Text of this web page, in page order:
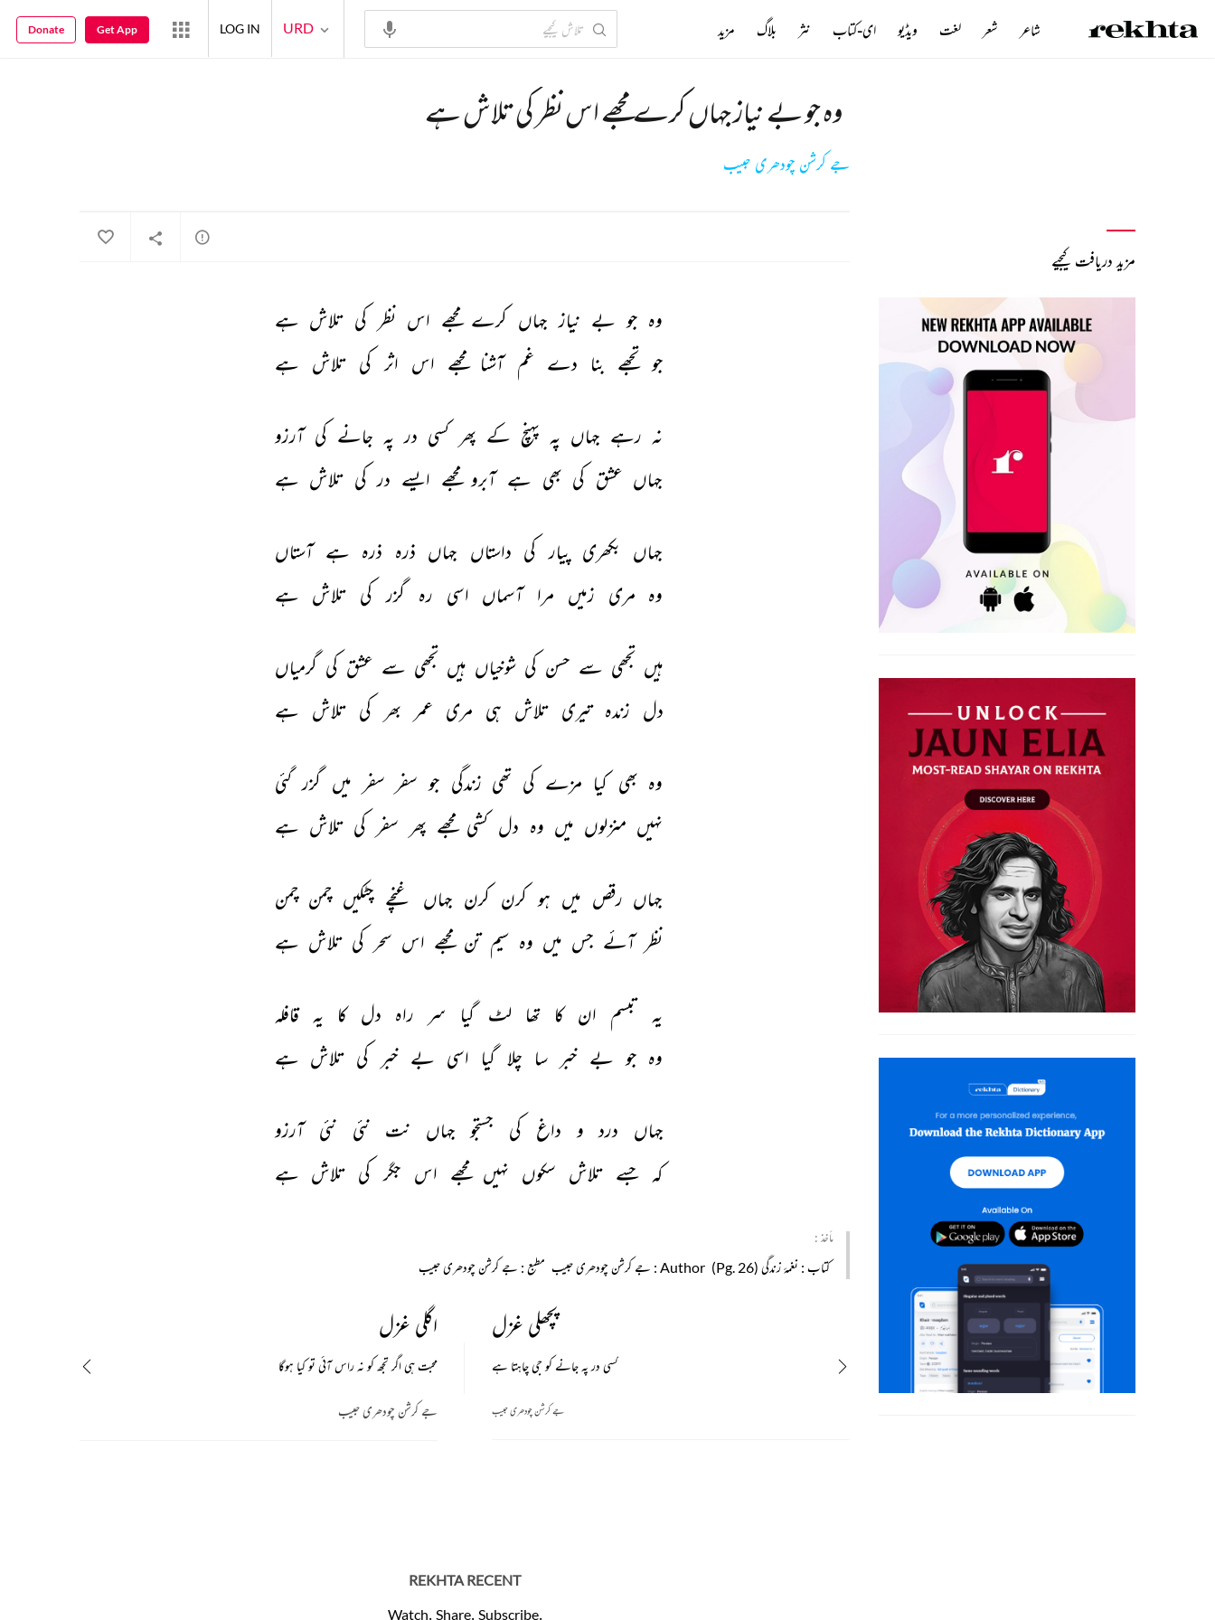
وہ جو بے نیاز جہاں کرے مجھے اس نظر کی تلاش ہے
جے کرشن چودھری حبیب
وہ جو بے نیاز جہاں کرے مجھے اس نظر کی تلاش ہے
جو تجھے بنا دے غم آشنا مجھے اس اثر کی تلاش ہے
نہ رہے جہاں پہ پہنچ کے پھر کسی در پہ جانے کی آرزو
جہاں عشق کی بھی ہے آبرو مجھے ایسے در کی تلاش ہے
جہاں بکھری پیار کی داستاں جہاں ذرہ ذرہ ہے آستاں
وہ مری زمیں مرا آسماں اسی رہ گزر کی تلاش ہے
ہیں تجھی سے حسن کی شوخیاں ہیں تجھی سے عشق کی گرمیاں
دل زندہ تیری تلاش ہی مری عمر بھر کی تلاش ہے
وہ بھی کیا مزے کی تھی زندگی جو سفر سفر میں گزر گئی
نہیں منزلوں میں وہ دل کشی مجھے پھر سفر کی تلاش ہے
جہاں رقص میں ہو کرن کرن جہاں غنچے چٹکیں چمن چمن
نظر آئے جس میں وہ سیم تن مجھے اس سحر کی تلاش ہے
یہ تبسم ان کا تھا لٹ گیا سر راہ دل کا یہ قافلہ
وہ جو بے خبر سا چلا گیا اسی بے خبر کی تلاش ہے
جہاں درد و داغ کی جستجو جہاں نت نئی نئی
آرزو
کہ جسے تلاش سکوں نہیں مجھے اس جگر کی تلاش ہے
مأخذ :
کتاب : نغمۂ زندگی (Pg. 26) Author : جے کرشن چودھری حبیب مطبع : جے کرشن چودھری حبیب
اگلی غزل
محبت ہی اگر تجھ کو نہ راس آئی تو کیا ہوگا
جے کرشن چودھری حبیب
پچھلی غزل
کسی در پہ جانے کو جی چاہتا ہے
جے کرشن چودھری حبیب
REKHTA RECENT
مزید دریافت کیجیے
شاعر شعر لغت ویڈیو ای-کتاب نثر بلاگ مزید URD
LOG IN
Get App
Donate